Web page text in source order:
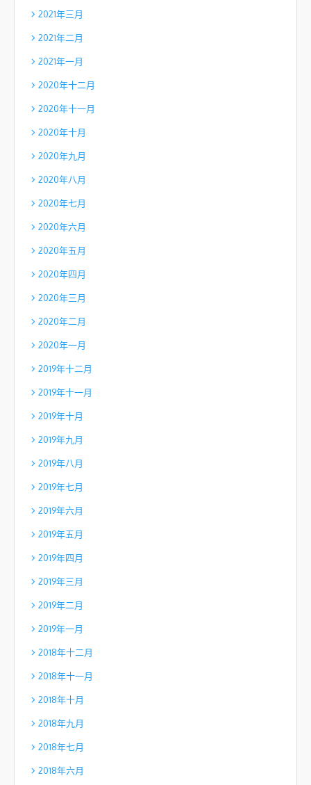
2021年三月
2021年二月
2021年一月
2020年十二月
2020年十一月
2020年十月
2020年九月
2020年八月
2020年七月
2020年六月
2020年五月
2020年四月
2020年三月
2020年二月
2020年一月
2019年十二月
2019年十一月
2019年十月
2019年九月
2019年八月
2019年七月
2019年六月
2019年五月
2019年四月
2019年三月
2019年二月
2019年一月
2018年十二月
2018年十一月
2018年十月
2018年九月
2018年七月
2018年六月